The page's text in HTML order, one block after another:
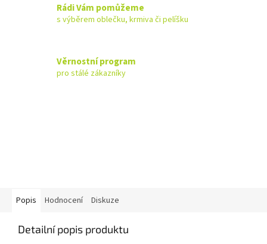
Rádi Vám pomůžeme
s výběrem oblečku, krmiva či pelíšku
Věrnostní program
pro stálé zákazníky
Popis Hodnocení Diskuze
Detailní popis produktu